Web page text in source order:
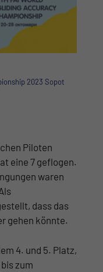
2023 Sopot
Piloten
eine 7 geflogen.
waren
dass das
gehen könnte.
4. und 5. Platz,
zum